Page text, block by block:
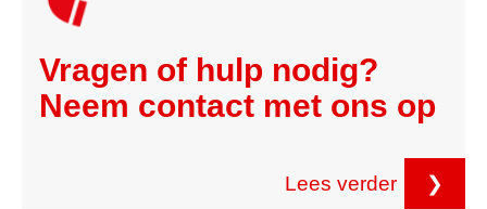
Vragen of hulp nodig?
Neem contact met ons op
Lees verder ❯